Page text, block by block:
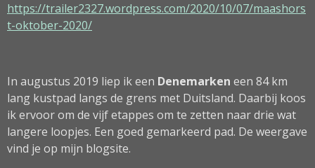
https://trailer2327.wordpress.com/2020/10/07/maashors
t-oktober-2020/
In augustus 2019 liep ik een Denemarken een 84 km
lang kustpad langs de grens met Duitsland. Daarbij koos
ik ervoor om de vijf etappes om te zetten naar drie wat
langere loopjes. Een goed gemarkeerd pad. De weergave
vind je op mijn blogsite.